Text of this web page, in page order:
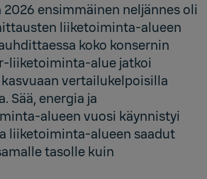
2026 ensimmäinen neljännes oli
liiketoiminta-alueen
koko konsernin
liiketoiminta-alue jatkoi
vertailukelpoisilla
Sää, energia ja
alueen vuosi käynnistyi
liiketoiminta-alueen saadut
tasolle kuin